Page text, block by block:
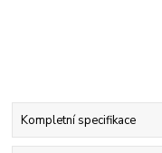
Kompletní specifikace